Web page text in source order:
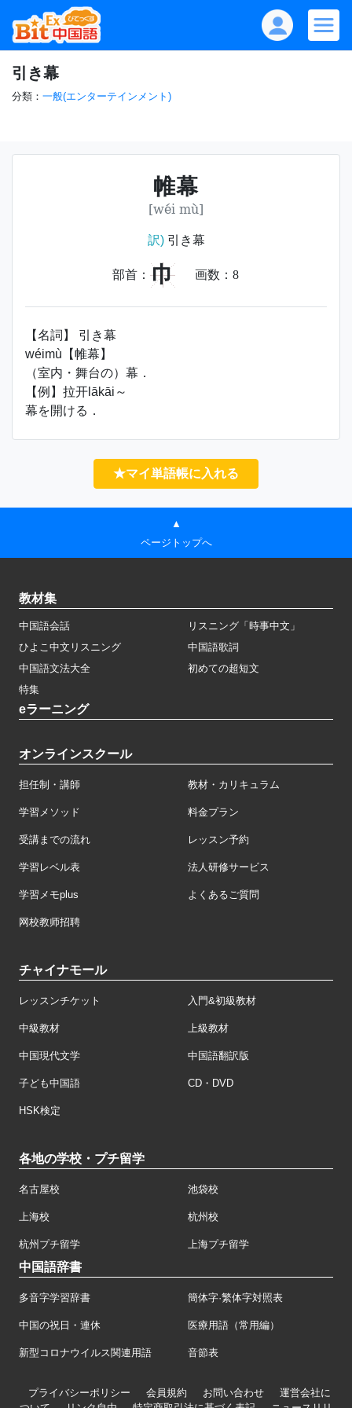
引き幕
分類： 一般(エンターテインメント)
帷幕
[wéi mù]
訳)引き幕
部首： 巾 画数： 8
【名詞】 引き幕
wéimù【帷幕】
（室内・舞台の）幕．
【例】拉开lākāi～
幕を開ける．
★マイ単語帳に入れる
▲
ページトップへ
教材集
中国語会話
リスニング「時事中文」
ひよこ中文リスニング
中国語歌詞
中国語文法大全
初めての超短文
特集
eラーニング
オンラインスクール
担任制・講師 教材・カリキュラム
学習メソッド 料金プラン
受講までの流れ レッスン予約
学習レベル表 法人研修サービス
学習メモplus よくあるご質問
网校教师招聘
チャイナモール
レッスンチケット 入門&初級教材
中級教材 上級教材
中国現代文学 中国語翻訳版
子ども中国語 CD・DVD
HSK検定
各地の学校・プチ留学
名古屋校 池袋校
上海校 杭州校
杭州プチ留学 上海プチ留学
中国語辞書
多音字学習辞書 簡体字·繁体字対照表
中国の祝日・連休 医療用語（常用編）
新型コロナウイルス関連用語 音節表
プライバシーポリシー 会員規約 お問い合わせ
運営会社に